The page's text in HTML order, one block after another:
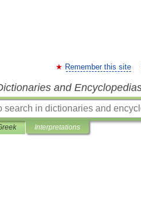
Remember this site
and
Interpretations